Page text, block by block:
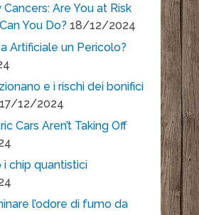
Are You at Risk
You Do? 18/12/2024
Artificiale un Pericolo?
e i rischi dei bonifici
17/12/2024
Cars Aren’t Taking Off
i chip quantistici
l’odore di fumo da